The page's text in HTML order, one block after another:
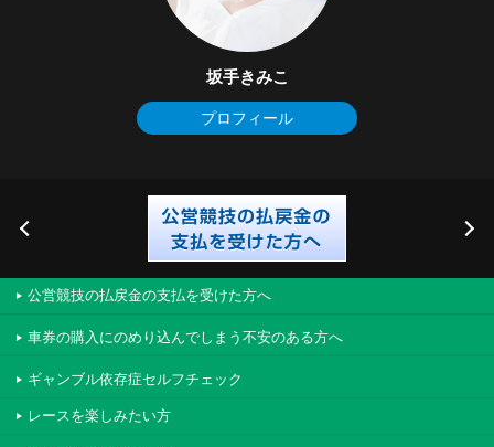
坂手きみこ
プロフィール
公営競技の払戻金の支払を受けた方へ
車券の購入にのめり込んでしまう不安のある方へ
ギャンブル依存症セルフチェック
レースを楽しみたい方